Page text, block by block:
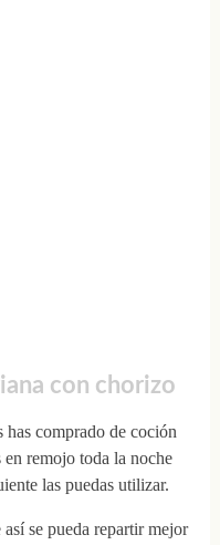
con chorizo
has comprado de coción
en remojo toda la noche
las puedas utilizar.
se pueda repartir mejor